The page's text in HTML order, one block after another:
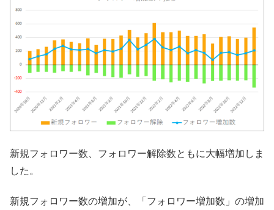
新規フォロワー数、フォロワー解除数ともに大幅増加しま
した。
新規フォロワー数の増加が、「フォロワー増加数」の増加